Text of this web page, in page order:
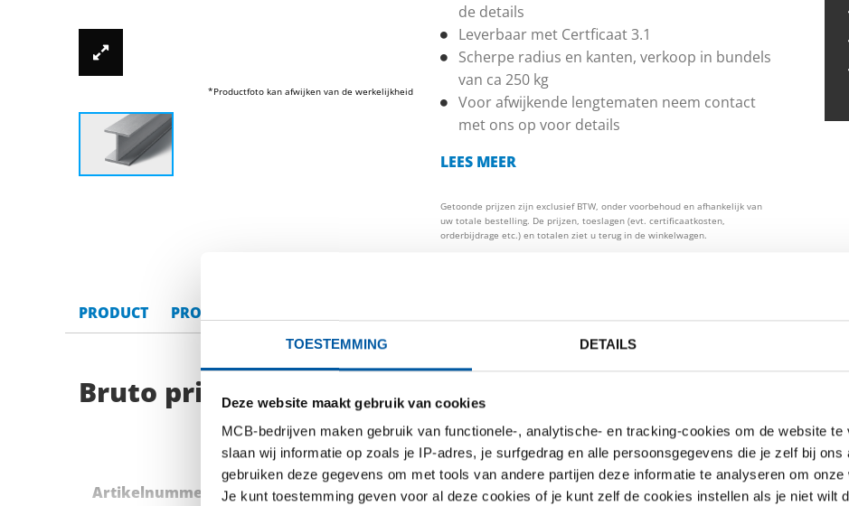
TOESTEMMING DETAILS
Deze website maakt gebruik van cookies
MCB-bedrijven maken gebruik van functionele-, analytische- en tracking-cookies om de website te
slaan wij informatie op zoals je IP-adres, je surfgedrag en alle persoonsgegevens die je zelf bij
gebruiken deze gegevens om met tools van andere partijen deze informatie te analyseren om
Je kunt toestemming geven voor al deze cookies of je kunt zelf de cookies instellen als je niet wilt
*Productfoto kan afwijken van de werkelijkheid
de details
Leverbaar met Certficaat 3.1
Scherpe radius en kanten, verkoop in bundels
van ca 250 kg
Voor afwijkende lengtematen neem contact
met ons op voor details
LEES MEER
Getoonde prijzen zijn exclusief BTW, onder voorbehoud en afhankelijk van
uw totale bestelling. De prijzen, toeslagen (evt. certificaatkosten,
orderbijdrage etc.) en totalen ziet u terug in de winkelwagen.
PRODUCT PRODUCT OMSCHRIJVING
Bruto prijslijst: Rvs 1.4571(316Ti) lasergelaste balk HE-A
Artikelnummer Omschrijving